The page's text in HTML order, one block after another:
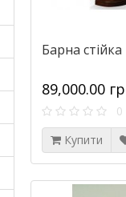
Барна
89,000.00
0
Купити